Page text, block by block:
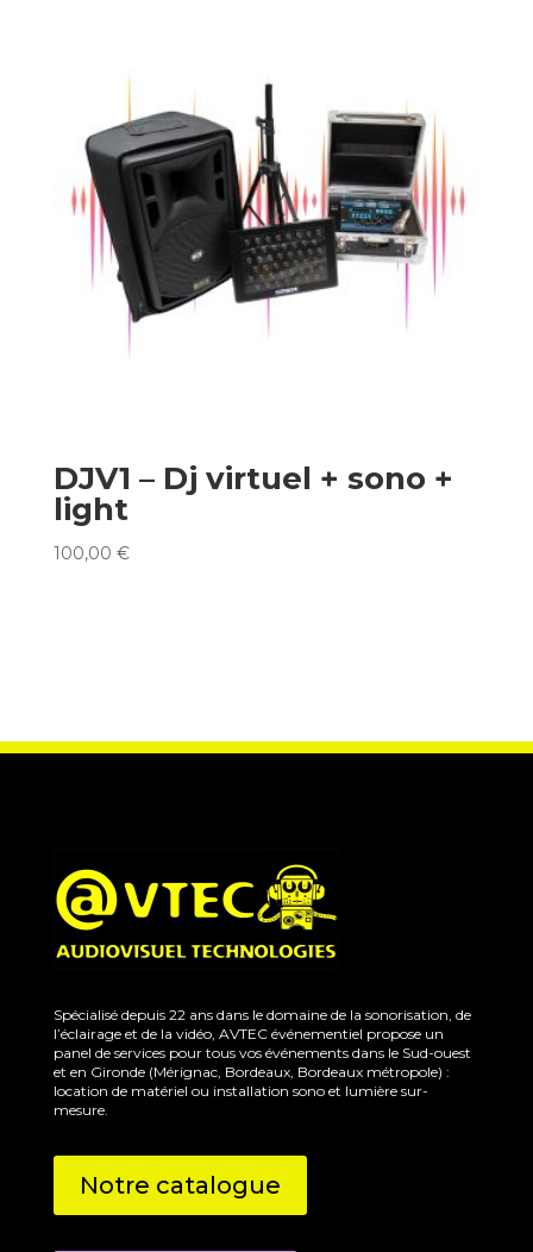
DJV1 – Dj virtuel + sono +
light
100,00 €
Spécialisé depuis 22 ans dans le domaine de la sonorisation, de
l’éclairage et de la vidéo, AVTEC événementiel propose un
panel de services pour tous vos événements dans le Sud-ouest
et en Gironde (Mérignac, Bordeaux, Bordeaux métropole) :
location de matériel ou installation sono et lumière sur-
mesure.
Notre catalogue